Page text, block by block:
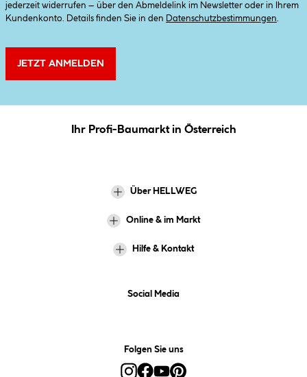
jederzeit widerrufen – über den Abmeldelink im Newsletter oder in Ihrem
Kundenkonto. Details finden Sie in den
Datenschutzbestimmungen
JETZT ANMELDEN
Ihr Profi-Baumarkt in Österreich
Über HELLWEG
Online & im Markt
Hilfe & Kontakt
Social Media
Folgen Sie uns